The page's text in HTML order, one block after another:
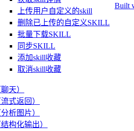
上传用户自定义的skill
删除已上传的自定义SKILL
批量下载SKILL
同步SKILL
添加skill收藏
取消skill收藏
天）
式返回）
析图片）
构化输出）
Built